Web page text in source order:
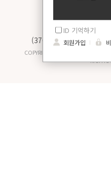
개인정보처리방침
(37673) 경상북도 포항시
COPYRIGHT 2017 Pohang
RIGHTS
ID 기억하기
회원가입